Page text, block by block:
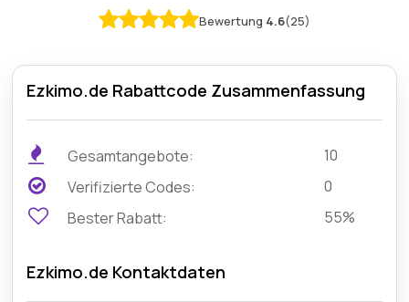
Bewertung 4.6(25)
Ezkimo.de Rabattcode Zusammenfassung
Gesamtangebote:
10
Verifizierte Codes:
0
Bester Rabatt:
55%
Ezkimo.de Kontaktdaten